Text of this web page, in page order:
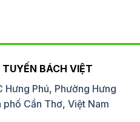
BÁCH VIỆT
Phú, Phường Hưng
phố Cần Thơ, Việt Nam